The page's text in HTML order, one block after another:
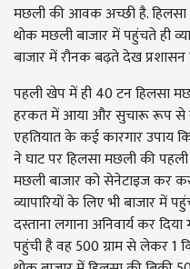
मछली की आवक अच्छी है. हिलसा
थोक मछली बाजार में पहुंचते ही
बाजार में रौनक बढ़ते देख प्रशासन
पहली खेप में ही 40 टन हिलसा
हरकत में आया और सुचारू रूप से
एहतियात के कई कारगार उपाय
ने घाट पर हिलसा मछली की
मछली बाजार को सेनेटाइज कर
व्यापारियों के लिए भी बाजार
दस्ताना लगाना अनिवार्य कर
पहुंची है वह 500 ग्राम से लेकर 1